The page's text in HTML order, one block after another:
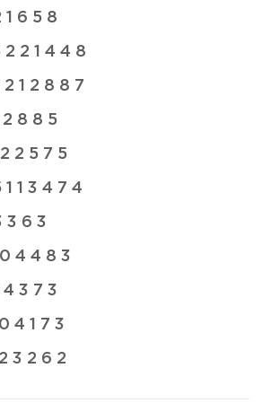
1 6 5 8
2 2 1 4 4 8
1 2 8 8 7
2 8 8 5
2 5 7 5
1 3 4 7 4
3 6 3
4 4 8 3
4 3 7 3
4 1 7 3
3 2 6 2